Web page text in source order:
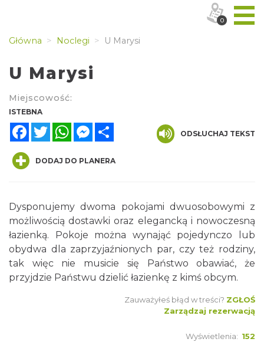
Główna Noclegi U Marysi
U Marysi
Miejscowość:
ISTEBNA
FacebookTwitterWhatsAppMessenger
ODSŁUCHAJ TEKST
DODAJ DO PLANERA
Dysponujemy dwoma pokojami dwuosobowymi z
możliwością dostawki oraz elegancką i nowoczesną
łazienką. Pokoje można wynająć pojedynczo lub
obydwa dla zaprzyjaźnionych par, czy też rodziny,
tak więc nie musicie się Państwo obawiać, że
przyjdzie Państwu dzielić łazienkę z kimś obcym.
Zauważyłeś błąd w treści? ZGŁOŚ
Zarządzaj rezerwacją
Wyświetlenia: 152
0